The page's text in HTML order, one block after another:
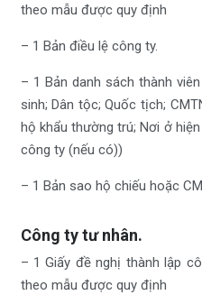
theo mẫu được quy định
– 1 Bản điều lệ công ty.
– 1 Bản danh sách thành
sinh; Dân tộc; Quốc tịch;
hộ khẩu thường trú; Nơi ở
công ty (nếu có))
– 1 Bản sao hộ chiếu hoặc
Công ty tư nhân.
– 1 Giấy đề nghị thành lập
theo mẫu được quy định